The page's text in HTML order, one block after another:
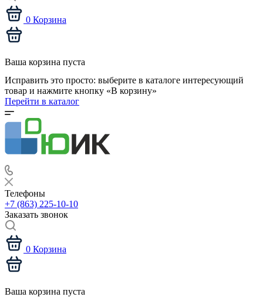
0 Корзина
Ваша корзина пуста
Исправить это просто: выберите в каталоге интересующий
товар и нажмите кнопку «В корзину»
Перейти в каталог
Телефоны
+7 (863) 225-10-10
Заказать звонок
0 Корзина
Ваша корзина пуста